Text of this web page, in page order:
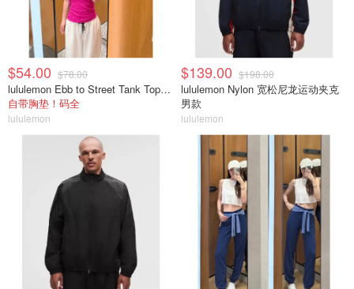
$54.00 $78.00
lululemon Ebb to Street Tank Top 女士轻支撑背心
自带胸垫！码全
lululemon
$139.00 $198.00
lululemon Nylon 宽松尼龙运动夹克
男款
lululemon